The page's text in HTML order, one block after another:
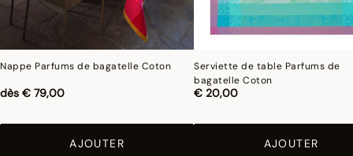
Nappe Parfums de bagatelle Coton
dès € 79,00
AJOUTER
Serviette de table Parfums de
bagatelle Coton
€ 20,00
AJOUTER